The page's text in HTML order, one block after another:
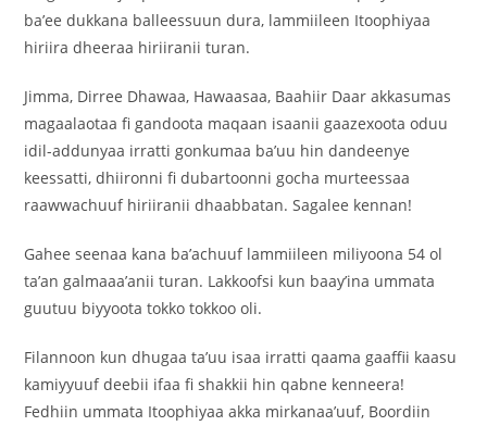
ba’ee dukkana balleessuun dura, lammiileen Itoophiyaa
hiriira dheeraa hiriiranii turan.
Jimma, Dirree Dhawaa, Hawaasaa, Baahiir Daar akkasumas
magaalaotaa fi gandoota maqaan isaanii gaazexoota oduu
idil-addunyaa irratti gonkumaa ba’uu hin dandeenye
keessatti, dhiironni fi dubartoonni gocha murteessaa
raawwachuuf hiriiranii dhaabbatan. Sagalee kennan!
Gahee seenaa kana ba’achuuf lammiileen miliyoona 54 ol
ta’an galmaaa’anii turan. Lakkoofsi kun baay’ina ummata
guutuu biyyoota tokko tokkoo oli.
Filannoon kun dhugaa ta’uu isaa irratti qaama gaaffii kaasu
kamiyyuuf deebii ifaa fi shakkii hin qabne kenneera!
Fedhiin ummata Itoophiyaa akka mirkanaa’uuf, Boordiin